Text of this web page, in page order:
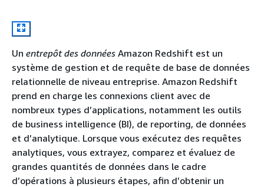
Un entrepôt des données Amazon Redshift est un
système de gestion et de requête de base de données
relationnelle de niveau entreprise. Amazon Redshift
prend en charge les connexions client avec de
nombreux types d’applications, notamment les outils
de business intelligence (BI), de reporting, de données
et d’analytique. Lorsque vous exécutez des requêtes
analytiques, vous extrayez, comparez et évaluez de
grandes quantités de données dans le cadre
d’opérations à plusieurs étapes, afin d’obtenir un